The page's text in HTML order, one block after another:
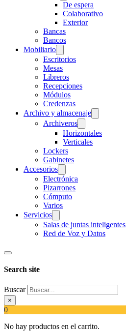
De espera
Colaborativo
Exterior
Bancas
Bancos
Mobiliario
Escritorios
Mesas
Libreros
Recepciones
Módulos
Credenzas
Archivo y almacenaje
Archiveros
Horizontales
Verticales
Lockers
Gabinetes
Accesorios
Electrónica
Pizarrones
Cómputo
Varios
Servicios
Salas de juntas inteligentes
Red de Voz y Datos
Search site
Buscar
×
0
No hay productos en el carrito.